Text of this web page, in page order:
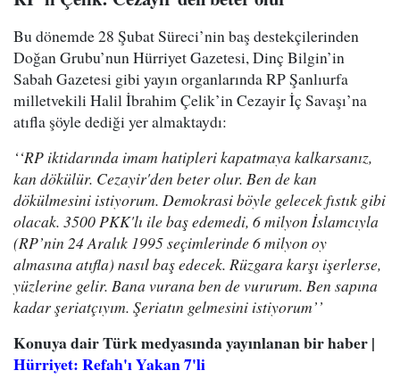
Bu dönemde 28 Şubat Süreci’nin baş destekçilerinden
Doğan Grubu’nun Hürriyet Gazetesi, Dinç Bilgin’in
Sabah Gazetesi gibi yayın organlarında RP Şanlıurfa
milletvekili Halil İbrahim Çelik’in Cezayir İç Savaşı’na
atıfla şöyle dediği yer almaktaydı:
‘‘RP iktidarında imam hatipleri kapatmaya kalkarsanız,
kan dökülür. Cezayir'den beter olur. Ben de kan
dökülmesini istiyorum. Demokrasi böyle gelecek fıstık gibi
olacak. 3500 PKK'lı ile baş edemedi, 6 milyon İslamcıyla
(RP’nin 24 Aralık 1995 seçimlerinde 6 milyon oy
almasına atıfla) nasıl baş edecek. Rüzgara karşı işerlerse,
yüzlerine gelir. Bana vurana ben de vururum. Ben sapına
kadar şeriatçıyım. Şeriatın gelmesini istiyorum’’
Konuya dair Türk medyasında yayınlanan bir haber |
Hürriyet: Refah'ı Yakan 7'li